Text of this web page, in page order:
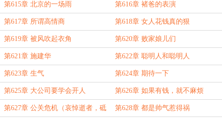
第615章 北京的一场雨 第616章 褚爸的表演
第617章 所谓高情商 第618章 女人花钱真的狠
第619章 被风吹起衣角 第620章 败家娘儿们
第621章 施建华 第622章 聪明人和聪明人
第623章 生气 第624章 期待一下
第625章 大公司要学会开人 第626章 如果有钱，就不麻烦
第627章 公关危机（哀悼逝者，砥 第628章 都是帅气惹得祸